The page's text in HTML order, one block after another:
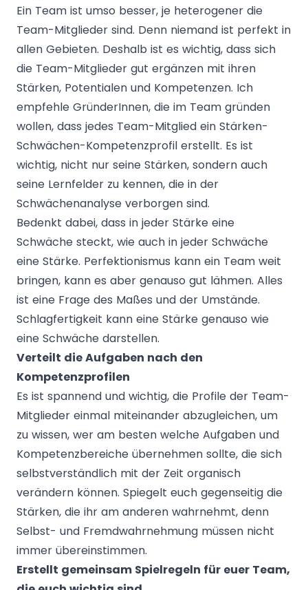
Ein Team ist umso besser, je heterogener die
Team-Mitglieder sind. Denn niemand ist perfekt in
allen Gebieten. Deshalb ist es wichtig, dass sich
die Team-Mitglieder gut ergänzen mit ihren
Stärken, Potentialen und Kompetenzen. Ich
empfehle GründerInnen, die im Team gründen
wollen, dass jedes Team-Mitglied ein Stärken-
Schwächen-Kompetenzprofil erstellt. Es ist
wichtig, nicht nur seine Stärken, sondern auch
seine Lernfelder zu kennen, die in der
Schwächenanalyse verborgen sind.
Bedenkt dabei, dass in jeder Stärke eine
Schwäche steckt, wie auch in jeder Schwäche
eine Stärke. Perfektionismus kann ein Team weit
bringen, kann es aber genauso gut lähmen. Alles
ist eine Frage des Maßes und der Umstände.
Schlagfertigkeit kann eine Stärke genauso wie
eine Schwäche darstellen.
Verteilt die Aufgaben nach den
Kompetenzprofilen
Es ist spannend und wichtig, die Profile der Team-
Mitglieder einmal miteinander abzugleichen, um
zu wissen, wer am besten welche Aufgaben und
Kompetenzbereiche übernehmen sollte, die sich
selbstverständlich mit der Zeit organisch
verändern können. Spiegelt euch gegenseitig die
Stärken, die ihr am anderen wahrnehmt, denn
Selbst- und Fremdwahrnehmung müssen nicht
immer übereinstimmen.
Erstellt gemeinsam Spielregeln für euer Team,